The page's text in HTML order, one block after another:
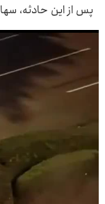
پس از این حادثه، سهام